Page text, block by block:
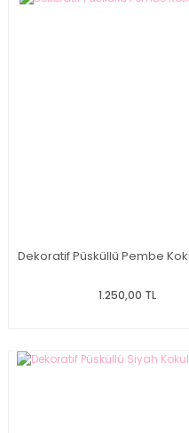
Dekoratif Püsküllü Pembe
1.250,00 TL